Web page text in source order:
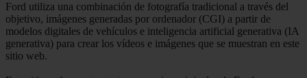
Ford utiliza una combinación de fotografía tradicional a través del
objetivo, imágenes generadas por ordenador (CGI) a partir de
modelos digitales de vehículos e inteligencia artificial generativa (IA
generativa) para crear los vídeos e imágenes que se muestran en este
sitio web.